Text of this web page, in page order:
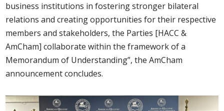
business institutions in fostering stronger bilateral
relations and creating opportunities for their respective
members and stakeholders, the Parties [HACC &
AmCham] collaborate within the framework of a
Memorandum of Understanding”, the AmCham
announcement concludes.